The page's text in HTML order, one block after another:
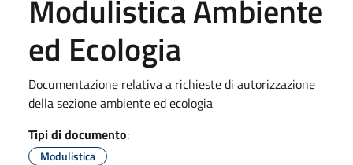
Modulistica Ambiente
ed Ecologia
Documentazione relativa a richieste di autorizzazione
della sezione ambiente ed ecologia
Tipi di documento:
Modulistica